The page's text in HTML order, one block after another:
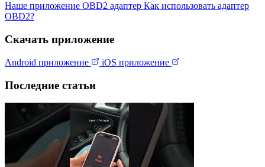
Наше приложение OBD2 адаптер Как использовать адаптер
OBD2?
Скачать приложение
Android приложение iOS приложение
Последние статьи